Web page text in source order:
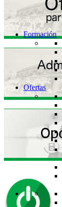
Formación
Ofertas